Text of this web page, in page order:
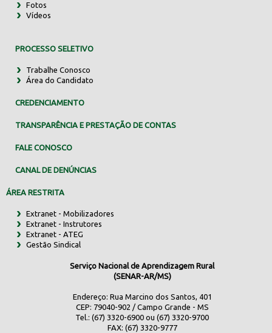
Fotos
Vídeos
PROCESSO SELETIVO
Trabalhe Conosco
Área do Candidato
CREDENCIAMENTO
TRANSPARÊNCIA E PRESTAÇÃO DE CONTAS
FALE CONOSCO
CANAL DE DENÚNCIAS
ÁREA RESTRITA
Extranet - Mobilizadores
Extranet - Instrutores
Extranet - ATEG
Gestão Sindical
Serviço Nacional de Aprendizagem Rural
(SENAR-AR/MS)
Endereço: Rua Marcino dos Santos, 401
CEP: 79040-902 / Campo Grande - MS
Tel.: (67) 3320-6900 ou (67) 3320-9700
FAX: (67) 3320-9777